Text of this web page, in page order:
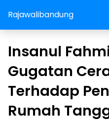
Rajawalibandung
Insanul
Gugatan
Terhadap
Rumah